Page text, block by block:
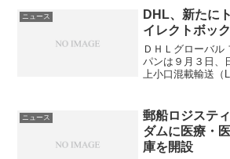
防ぐことを目的に
ビスエリア・パ...
ニュース
DHL、新たに
イレクトボッ
ＤＨＬグローバル
パンは９月３日、
上小口混載輸送（
接輸送する新サー
送所要日数を約７
ニュース
郵船ロジステ
ダムに医療・
庫を開設